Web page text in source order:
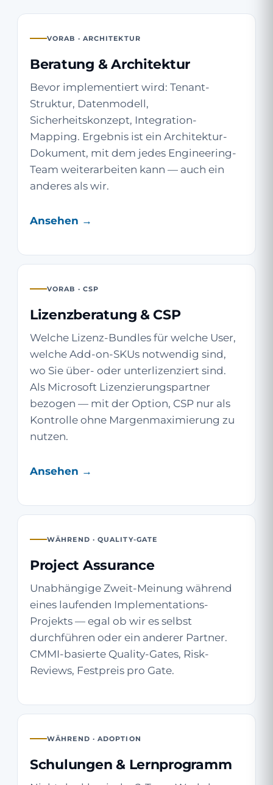
VORAB · ARCHITEKTUR
Beratung & Architektur
Bevor implementiert wird: Tenant-
Struktur, Datenmodell,
Sicherheitskonzept, Integration-
Mapping. Ergebnis ist ein Architektur-
Dokument, mit dem jedes Engineering-
Team weiterarbeiten kann — auch ein
anderes als wir.
Ansehen →
VORAB · CSP
Lizenzberatung & CSP
Welche Lizenz-Bundles für welche User,
welche Add-on-SKUs notwendig sind,
wo Sie über- oder unterlizenziert sind.
Als Microsoft Lizenzierungspartner
bezogen — mit der Option, CSP nur als
Kontrolle ohne Margenmaximierung zu
nutzen.
Ansehen →
WÄHREND · QUALITY-GATE
Project Assurance
Unabhängige Zweit-Meinung während
eines laufenden Implementations-
Projekts — egal ob wir es selbst
durchführen oder ein anderer Partner.
CMMI-basierte Quality-Gates, Risk-
Reviews, Festpreis pro Gate.
WÄHREND · ADOPTION
Schulungen & Lernprogramm